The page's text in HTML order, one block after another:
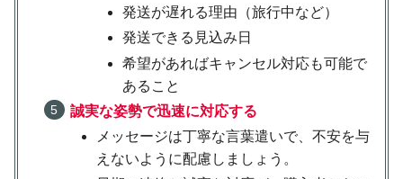
発送が遅れる理由（旅行中など）
発送できる見込み日
希望があればキャンセル対応も可能で
あること
誠実な姿勢で迅速に対応する
メッセージは丁寧な言葉遣いで、不安を与
えないように配慮しましょう。